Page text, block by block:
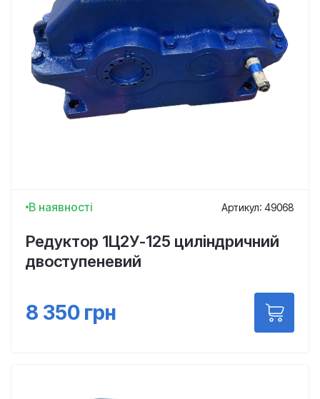
В наявності Артикул: 49068
Редуктор 1Ц2У-125 циліндричний
двоступеневий
8 350 грн